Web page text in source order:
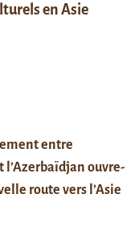
en Asie
entre
l’Azerbaïdjan ouvre-
route vers l’Asie